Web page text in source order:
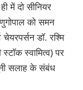
में दो सीनियर
को समन
डॉ. रश्मि
स्वामित्व) पर
सलाह के संबंध